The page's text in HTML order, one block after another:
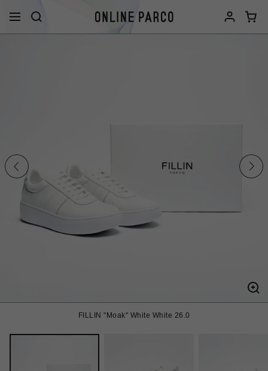
FILLIN "Moak" White White 26.0